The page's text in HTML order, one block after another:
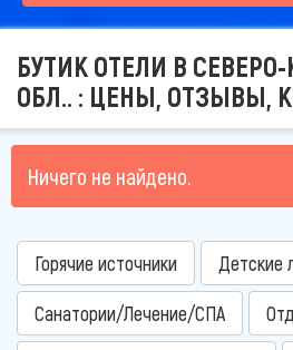
БУТИК ОТЕЛИ В
ОБЛ.. : ЦЕНЫ, ОТЗЫВЫ,
Ничего не найдено.
Горячие источники Детские
Санатории/Лечение/СПА